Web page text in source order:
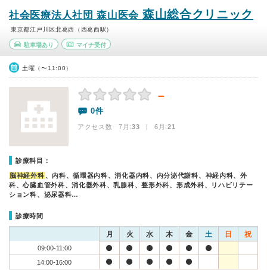
社会医療法人社団 森山医会 森山総合クリニック
東京都江戸川区北葛西（西葛西駅）
駐車場あり マイナ受付
土曜（〜11:00）
－
0件
アクセス数 7月:33 | 6月:21
診療科目：
脳神経外科 、内科、循環器内科、消化器内科、内分泌代謝科、神経内科、外
科、心臓血管外科、消化器外科、乳腺科、整形外科、形成外科、リハビリテー
ション科、泌尿器科…
診療時間
月 火 水 木 金 土 日 祝
09:00-11:00
14:00-16:00